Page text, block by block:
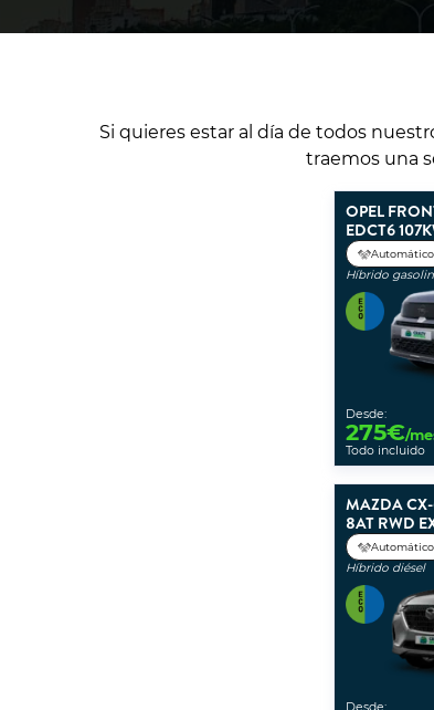
Si quieres estar al día de todos
traemos una
OPEL
EDCT6
Automático
Híbrido
Desde:
275€/
Todo incluido
MAZDA
8AT RWD
Automático
Híbrido diésel